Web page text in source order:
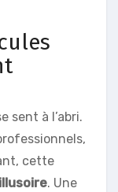
sent à l’abri.
cette
illusoire. Une